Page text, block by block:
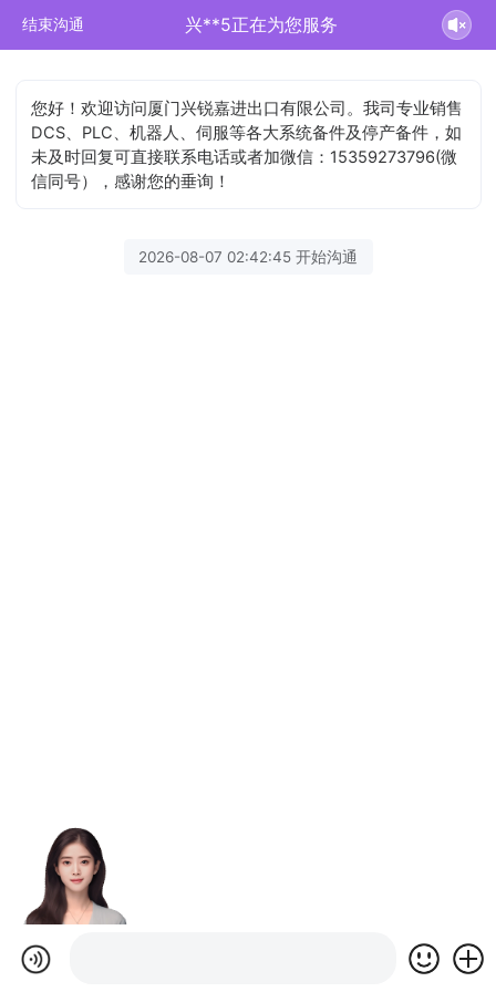
结束沟通 兴**5正在为您服务
您好！欢迎访问厦门兴锐嘉进出口有限公司。我司专业销售
DCS、PLC、机器人、伺服等各大系统备件及停产备件，如
未及时回复可直接联系电话或者加微信：15359273796(微
信同号），感谢您的垂询！
2026-08-07 02:42:45 开始沟通